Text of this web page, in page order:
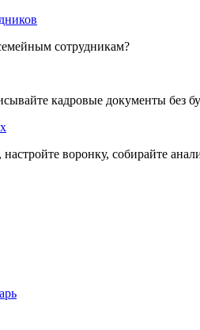
сотрудникам?
кадровые документы без
воронку, собирайте